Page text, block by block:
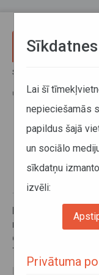
Sākums
uzsākšanas laiks
Reģionālo
17. janvāris 2025
No šī gada 20.
nr. 6992
desmit minūtes
7.50) un autobuss
Izmaiņas veiktas
Sīkdatnes
Lai šī
nepieciešamās
papildus šajā
un sociālo
sīkdatņu
izvēli:
Privātuma